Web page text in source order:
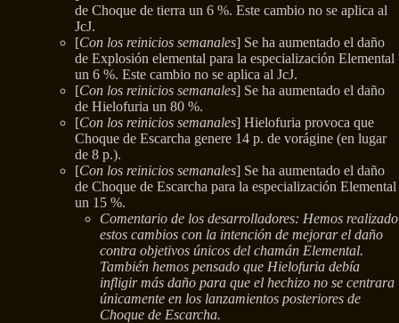
de Choque de tierra un 6 %. Este cambio no se aplica al
JcJ.
[Con los reinicios semanales] Se ha aumentado el daño
de Explosión elemental para la especialización Elemental
un 6 %. Este cambio no se aplica al JcJ.
[Con los reinicios semanales] Se ha aumentado el daño
de Hielofuria un 80 %.
[Con los reinicios semanales] Hielofuria provoca que
Choque de Escarcha genere 14 p. de vorágine (en lugar
de 8 p.).
[Con los reinicios semanales] Se ha aumentado el daño
de Choque de Escarcha para la especialización Elemental
un 15 %.
Comentario de los desarrolladores: Hemos realizado
estos cambios con la intención de mejorar el daño
contra objetivos únicos del chamán Elemental.
También hemos pensado que Hielofuria debía
infligir más daño para que el hechizo no se centrara
únicamente en los lanzamientos posteriores de
Choque de Escarcha.